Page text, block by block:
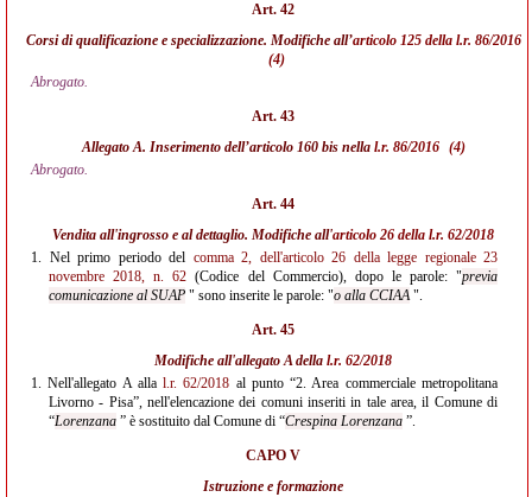
Art. 42
Corsi di qualificazione e specializzazione. Modifiche all’articolo 125 della l.r. 86/2016
(4)
Abrogato.
Art. 43
Allegato A. Inserimento dell’articolo 160 bis nella l.r. 86/2016
(4)
Abrogato.
Art. 44
Vendita all'ingrosso e al dettaglio. Modifiche all'articolo 26 della l.r. 62/2018
1. Nel primo periodo del comma 2, dell'articolo 26 della legge regionale 23
novembre 2018, n. 62 (Codice del Commercio), dopo le parole: "previa
comunicazione al SUAP " sono inserite le parole: "o alla CCIAA".
Art. 45
Modifiche all'allegato A della l.r. 62/2018
1. Nell'allegato A allal.r. 62/2018 al punto “2. Area commerciale metropolitana
Livorno - Pisa”, nell'elencazione dei comuni inseriti in tale area, il Comune di
“Lorenzana ” è sostituito dal Comune di “Crespina Lorenzana ”.
CAPO V
Istruzione e formazione